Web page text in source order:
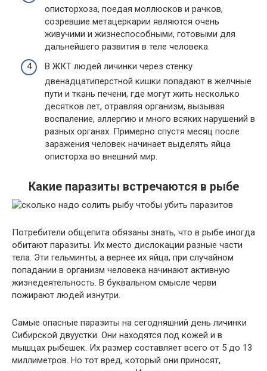
описторхоза, поедая моллюсков и рачков,
созревшие метацеркарии являются очень
живучими и жизнеспособными, готовыми для
дальнейшего развития в теле человека.
В ЖКТ людей личинки через стенку
двенадцатиперстной кишки попадают в желчные
пути и ткань печени, где могут жить несколько
десятков лет, отравляя организм, вызывая
воспаление, аллергию и много всяких нарушений в
разных органах. Примерно спустя месяц после
заражения человек начинает выделять яйца
описторха во внешний мир.
Какие паразиты встречаются в рыбе
Потребители общепита обязаны знать, что в рыбе иногда
обитают паразиты. Их место дислокации разные части
тела. Эти гельминты, а вернее их яйца, при случайном
попадании в организм человека начинают активную
жизнедеятельность. В буквальном смысле черви
пожирают людей изнутри.
Самые опасные паразиты на сегодняшний день личинки
Сибирской двуустки. Они находятся под кожей и в
мышцах рыбешек. Их размер составляет всего от 5 до 13
миллиметров. Но тот вред, который они приносят,